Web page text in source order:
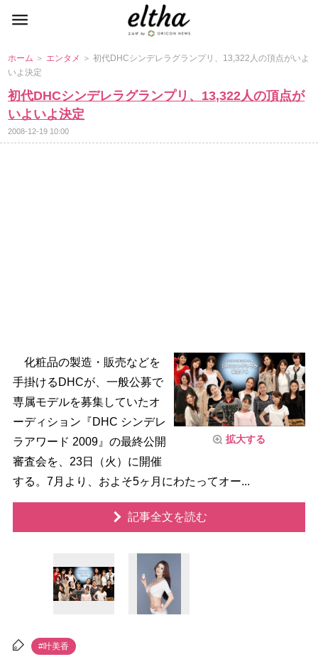
ホーム ＞ エンタメ ＞ 初代DHCシンデレラグランプリ、13,322人の頂点がいよ
いよ決定
初代DHCシンデレラグランプリ、13,322人の頂点が
いよいよ決定
2008-12-19 10:00
拡大する
化粧品の製造・販売などを
手掛けるDHCが、一般公募で
専属モデルを募集していたオ
ーディション『DHC シンデレ
ラアワード 2009』の最終公開
審査会を、23日（火）に開催
する。7月より、およそ5ヶ月にわたってオー...
記事全文を読む
#叶美香